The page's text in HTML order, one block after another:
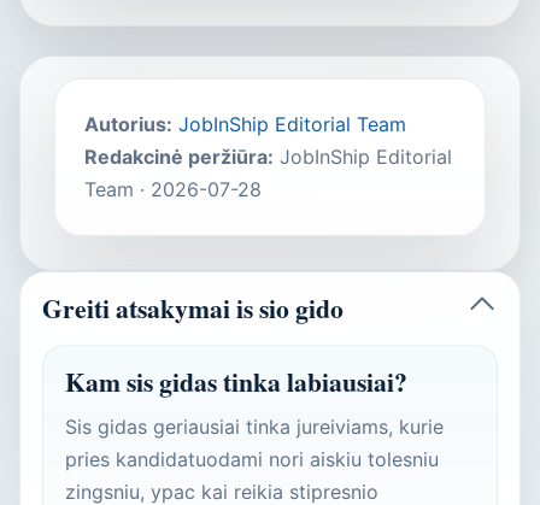
Autorius: JobInShip Editorial Team
Redakcinė peržiūra: JobInShip Editorial
Team · 2026-07-28
Greiti atsakymai is sio gido
Kam sis gidas tinka labiausiai?
Sis gidas geriausiai tinka jureiviams, kurie
pries kandidatuodami nori aiskiu tolesniu
zingsniu, ypac kai reikia stipresnio